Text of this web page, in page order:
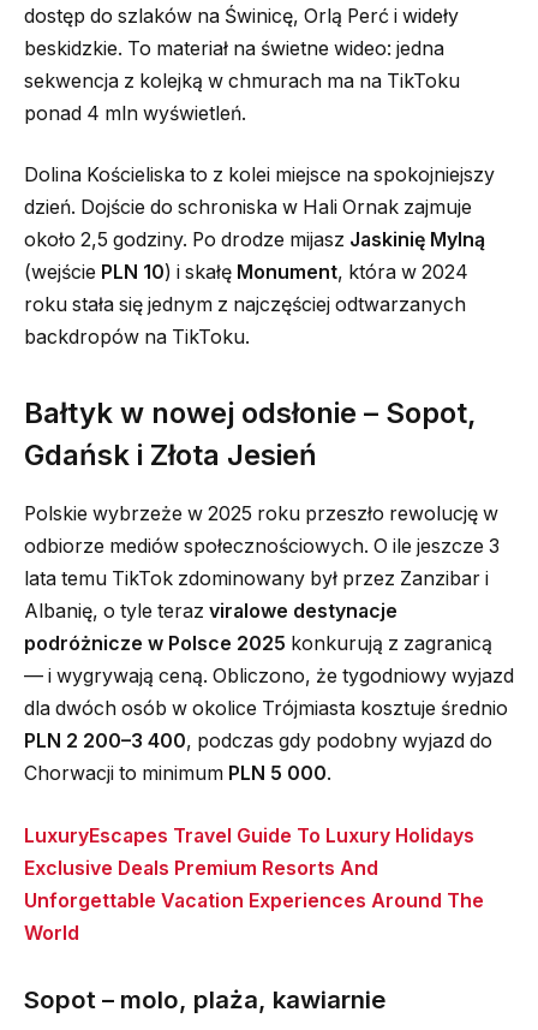
dostęp do szlaków na Świnicę, Orlą Perć i wideły
beskidzkie. To materiał na świetne wideo: jedna
sekwencja z kolejką w chmurach ma na TikToku
ponad 4 mln wyświetleń.
Dolina Kościeliska to z kolei miejsce na spokojniejszy
dzień. Dojście do schroniska w Hali Ornak zajmuje
około 2,5 godziny. Po drodze mijasz Jaskinię Mylną
(wejście PLN 10) i skałę Monument, która w 2024
roku stała się jednym z najczęściej odtwarzanych
backdropów na TikToku.
Bałtyk w nowej odsłonie – Sopot,
Gdańsk i Złota Jesień
Polskie wybrzeże w 2025 roku przeszło rewolucję w
odbiorze mediów społecznościowych. O ile jeszcze 3
lata temu TikTok zdominowany był przez Zanzibar i
Albanię, o tyle teraz viralowe destynacje
podróżnicze w Polsce 2025 konkurują z zagranicą
— i wygrywają ceną. Obliczono, że tygodniowy wyjazd
dla dwóch osób w okolice Trójmiasta kosztuje średnio
PLN 2 200–3 400, podczas gdy podobny wyjazd do
Chorwacji to minimum PLN 5 000.
LuxuryEscapes Travel Guide To Luxury Holidays
Exclusive Deals Premium Resorts And
Unforgettable Vacation Experiences Around The
World
Sopot – molo, plaża, kawiarnie